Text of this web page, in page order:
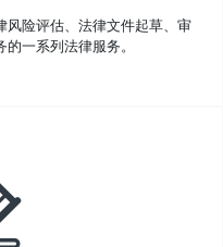
风险评估、法律文件起草、审
一系列法律服务。